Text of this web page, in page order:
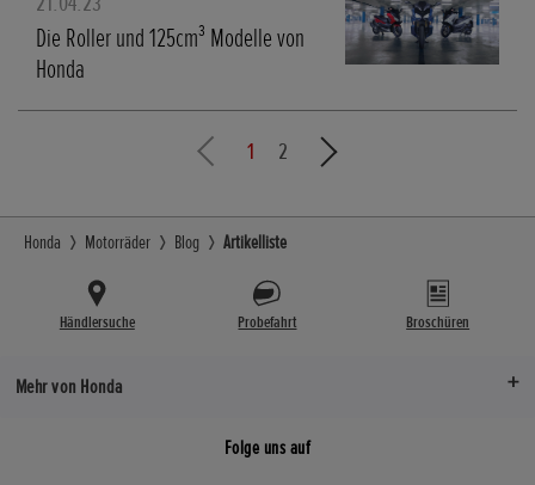
Die Roller und 125cm³ Modelle von
Honda
1 2
Honda Motorräder Blog Artikelliste
Händlersuche Probefahrt Broschüren
Mehr von Honda
Folge uns auf